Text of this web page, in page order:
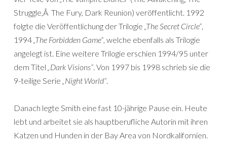
Struggle,Â The Fury, Dark Reunion) veröffentlicht. 1992
folgte die Veröffentlichung der Trilogie „The Secret Circle“,
1994„The Forbidden Game“, welche ebenfalls als Trilogie
angelegt ist. Eine weitere Trilogie erschien 1994/95 unter
dem Titel „Dark Visions“. Von 1997 bis 1998 schrieb sie die
9-teilige Serie „Night World“.
Danach legte Smith eine fast 10-jährige Pause ein. Heute
lebt und arbeitet sie als hauptberufliche Autorin mit ihren
Katzen und Hunden in der Bay Area von Nordkalifornien.